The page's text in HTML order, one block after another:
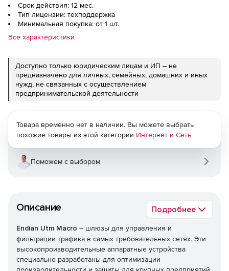
Срок действия: 12 мес.
Тип лицензии: техподдержка
Минимальная покупка: от 1 шт.
Все характеристики
Доступно только юридическим лицам и ИП – не
предназначено для личных, семейных, домашних и иных
нужд, не связанных с осуществлением
предпринимательской деятельности
Описание Подробнее
Endian Utm Macro – шлюзы для управления и
фильтрации трафика в самых требовательных сетях. Эти
высокопроизводительные аппаратные устройства
специально разработаны для оптимизации
производительности и защиты для крупных предприятий.
Товара временно нет в наличии. Вы можете выбрать
похожие товары из этой категории Интернет и Сеть
Поможем с выбором